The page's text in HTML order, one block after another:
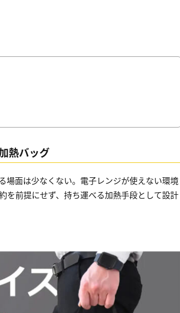
熱バッグ
場面は少なくない。電子レンジが使えない環境
を前提にせず、持ち運べる加熱手段として設計